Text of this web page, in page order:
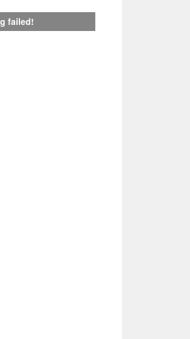
failed!